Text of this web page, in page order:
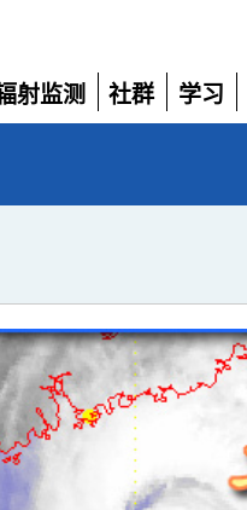
射监测
社群
展
学习
展